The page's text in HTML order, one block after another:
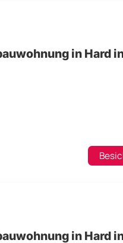
in Hard
in Hard